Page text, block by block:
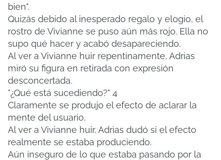
bien".
Quizás debido al inesperado regalo y elogio, el
rostro de Vivianne se puso aún más rojo. Ella no
supo qué hacer y acabó desapareciendo.
Al ver a Vivianne huir repentinamente, Adrias
miró su figura en retirada con expresión
desconcertada.
"¿Qué está sucediendo?" 4
Claramente se produjo el efecto de aclarar la
mente del usuario.
Al ver a Vivianne huir, Adrias dudó si el efecto
realmente se estaba produciendo.
Aún inseguro de lo que estaba pasando por la